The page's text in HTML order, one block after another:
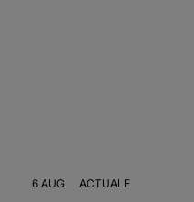
6 AUG ACTUALE